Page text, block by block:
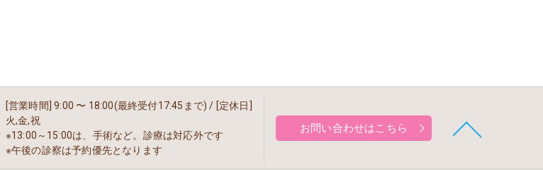
[営業時間] 9:00 〜 18:00(最終受付17:45まで) / [定休日]
火,金,祝
※13:00～15:00は、手術など。診療は対応外です
※午後の診察は予約優先となります
お問い合わせはこちら